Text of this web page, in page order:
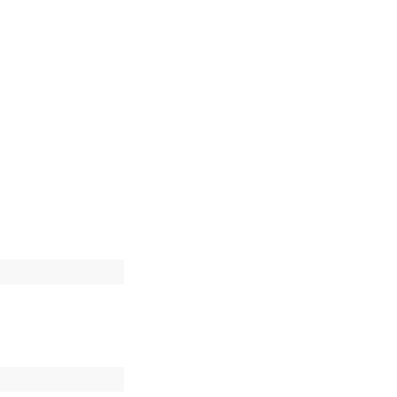
e precisa